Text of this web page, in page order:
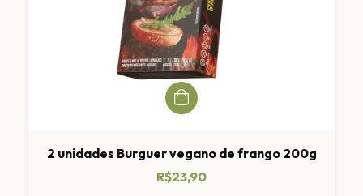
2 unidades Burguer vegano de frango 200g
R$23,90